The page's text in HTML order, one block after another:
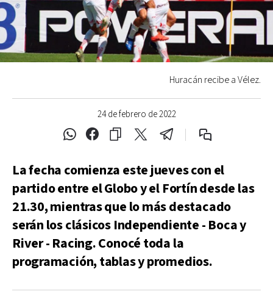
24 de febrero de 2022
Huracán recibe a Vélez.
La fecha comienza este jueves con el
partido entre el Globo y el Fortín desde las
21.30, mientras que lo más destacado
serán los clásicos Independiente - Boca y
River - Racing. Conocé toda la
programación, tablas y promedios.